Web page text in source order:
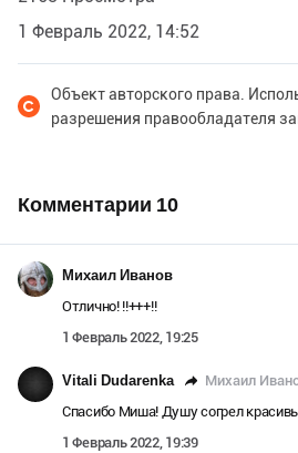
1 Февраль 2022, 14:52
Объект авторского права.
разрешения правообладателя
Комментарии 10
Михаил Иванов
Отлично! !!+++!!
1 Февраль 2022, 19:25
Vitali Dudarenka Михаил
Спасибо Миша! Душу согрел
1 Февраль 2022, 19:39